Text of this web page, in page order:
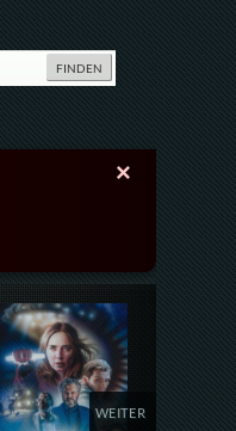
×
Details,Play
WEITER